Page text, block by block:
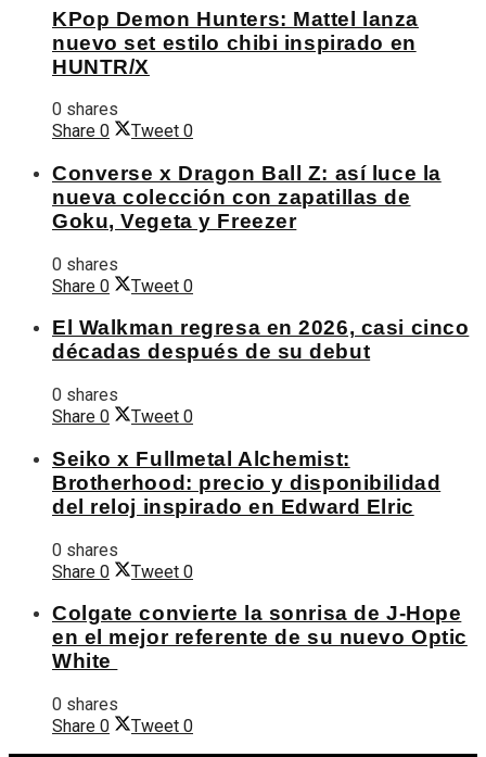
KPop Demon Hunters: Mattel lanza
nuevo set estilo chibi inspirado en
HUNTR/X
0 shares
Share 0 Tweet 0
Converse x Dragon Ball Z: así luce la
nueva colección con zapatillas de
Goku, Vegeta y Freezer
0 shares
Share 0 Tweet 0
El Walkman regresa en 2026, casi cinco
décadas después de su debut
0 shares
Share 0 Tweet 0
Seiko x Fullmetal Alchemist:
Brotherhood: precio y disponibilidad
del reloj inspirado en Edward Elric
0 shares
Share 0 Tweet 0
Colgate convierte la sonrisa de J-Hope
en el mejor referente de su nuevo Optic
White
0 shares
Share 0 Tweet 0